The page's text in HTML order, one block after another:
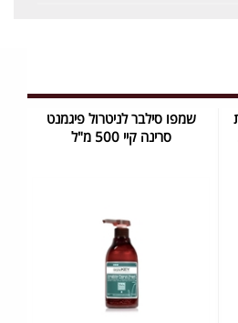
שמפו סילבר לניטרול פיגמנט
סרינה קיי 500 מ"ל